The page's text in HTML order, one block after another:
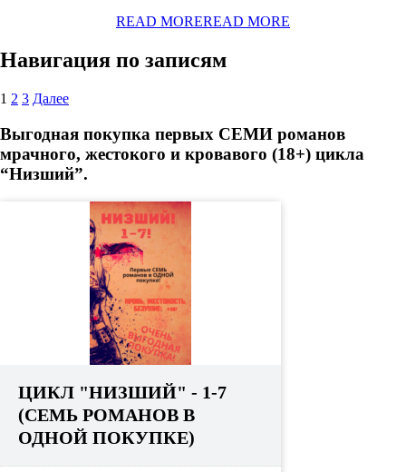
READ MOREREAD MORE
Навигация по записям
1 2 3 Далее
Выгодная покупка первых СЕМИ романов
мрачного, жестокого и кровавого (18+) цикла
“Низший”.
ЦИКЛ "НИЗШИЙ" - 1-7
(СЕМЬ РОМАНОВ В
ОДНОЙ ПОКУПКЕ)